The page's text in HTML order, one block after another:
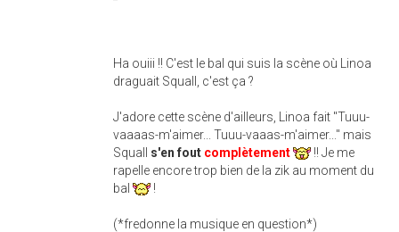
Ha ouiii !! C'est le bal qui suis la scène où Linoa
draguait Squall, c'est ça ?
J'adore cette scène d'ailleurs, Linoa fait "Tuuu-
vaaaas-m'aimer... Tuuu-vaaas-m'aimer..." mais
Squall s'en fout complètement
!! Je me
rapelle encore trop bien de la zik au moment du
bal
!
(*fredonne la musique en question*)